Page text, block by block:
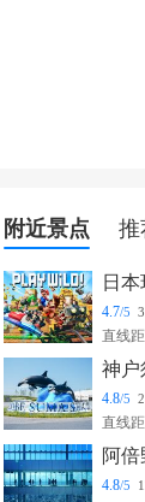
附近景点 推
日
4.7/5
直线
神户
4.8/5
直线
4.8/5